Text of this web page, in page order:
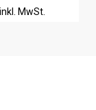
inkl. MwSt.